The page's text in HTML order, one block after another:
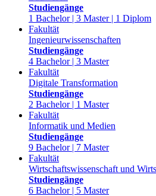
Studiengänge
1 Bachelor | 3 Master | 1 Diplom
Fakultät
Ingenieurwissenschaften
Studiengänge
4 Bachelor | 3 Master
Fakultät
Digitale Transformation
Studiengänge
2 Bachelor | 1 Master
Fakultät
Informatik und Medien
Studiengänge
9 Bachelor | 7 Master
Fakultät
Wirtschaftswissenschaft und
Studiengänge
6 Bachelor | 5 Master